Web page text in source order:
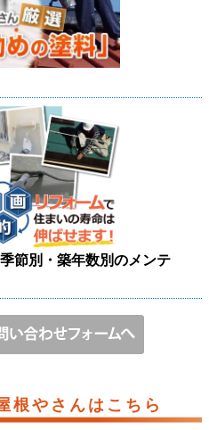
節別・築年数別のメンテ
根やさんはこちら